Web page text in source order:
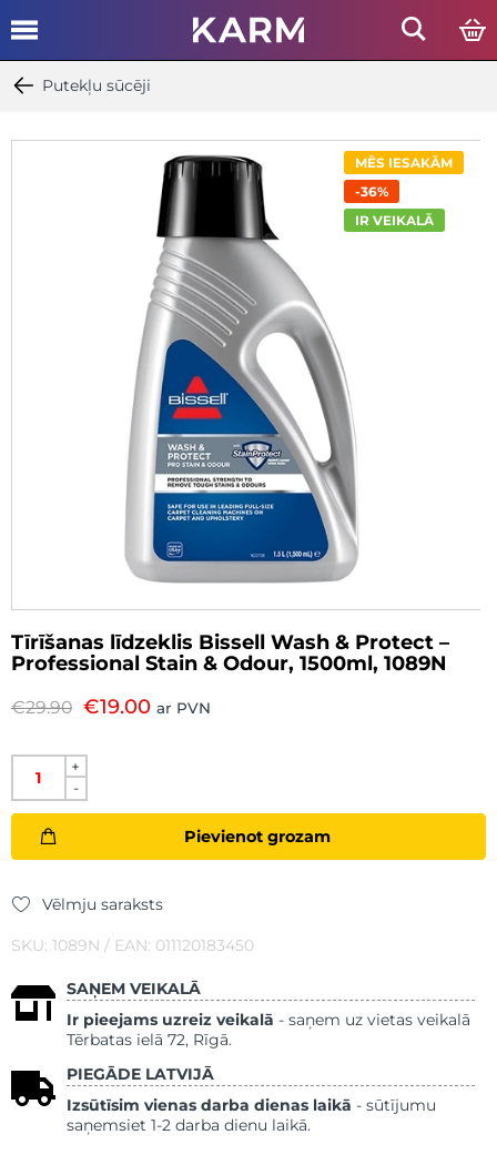
Putekļu sūcēji
MĒS IESAKĀM
-36%
IR VEIKALĀ
Tīrīšanas līdzeklis Bissell Wash & Protect –
Professional Stain & Odour, 1500ml, 1089N
€29.90 €19.00 ar PVN
+
-
Pievienot grozam
Vēlmju saraksts
SKU: 1089N / EAN: 011120183450
SAŅEM VEIKALĀ
Ir pieejams uzreiz veikalā - saņem uz vietas veikalā
Tērbatas ielā 72, Rīgā.
PIEGĀDE LATVIJĀ
Izsūtīsim vienas darba dienas laikā - sūtījumu
saņemsiet 1-2 darba dienu laikā.